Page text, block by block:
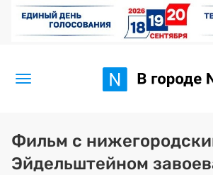
Новости
Статьи
Фильм с
Эйдельштейном